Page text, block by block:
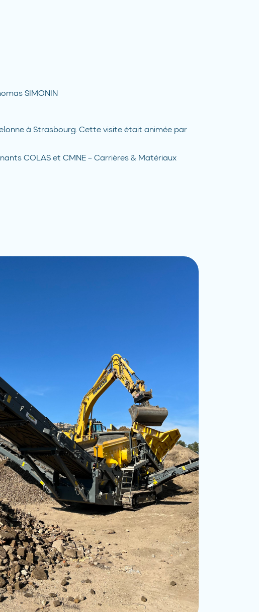
SIMONIN
à Strasbourg. Cette visite était animée par
COLAS et CMNE – Carrières & Matériaux